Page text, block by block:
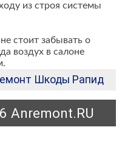
из строя системы
стоит забывать о
воздух в салоне
Шкоды Рапид
Anremont.RU